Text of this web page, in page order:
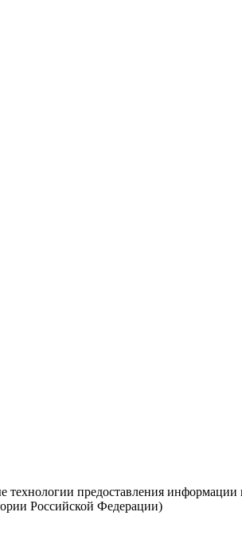
предоставления информации
Российской Федерации)